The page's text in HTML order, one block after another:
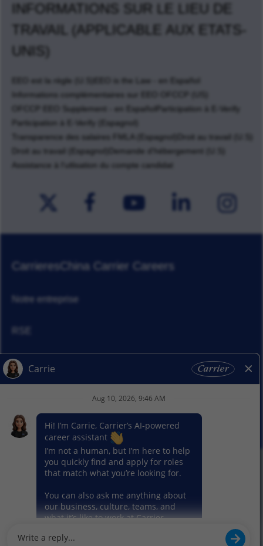
INFORMATIONS SUR LE LIEU DE
TRAVAIL (APPLICABLE AUX ETATS-
UNIS)
EEO est la règle (U.S)
EEO is the Law - en Español
Informations complémentaires sur EEO OFCCP (US)
OFCCP EEO Supplement - en Español
Participation à E-Verify
Participation à E-Verify (Espagnol)
Transparence des salaires FMLA (Espagnol)
Droit au travail (U.S)
Droit au travail (Espagnol)
Demande d'hébergement (U.S)
Assistance à l'utlisation du compte candidat
CarrieresChina Carrier Careers
Notre entreprise
Actualités
© 2026 Carrier. Tous droits réservés
Notice sur la protection des données
Plan du site
Conditions d'utilisation